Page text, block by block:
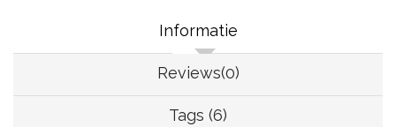
Informatie
Reviews(0)
Tags (6)